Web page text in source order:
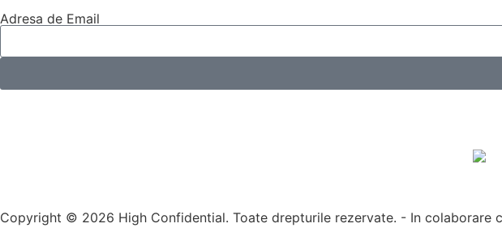
Adresa de Email
Copyright © 2026 High Confidential. Toate drepturile rezervate. - In colaborare